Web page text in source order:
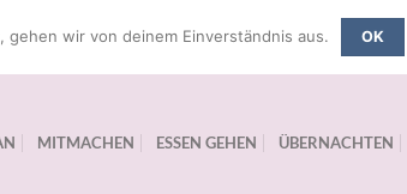
MITMACHEN ESSEN GEHEN ÜBERNACHTEN
wir von deinem Einverständnis aus. OK